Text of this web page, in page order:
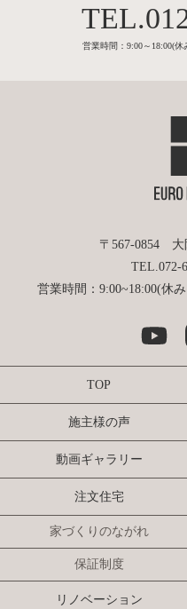
営業時間：9:00～18:00(
〒567-0854 大
TEL.072-
営業時間：9:00~18:00(休
TOP
施主様の声
動画ギャラリー
注文住宅
家づくりのながれ
保証制度
リノベーション